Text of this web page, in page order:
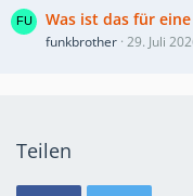
Was ist das für
funkbrother 29. Juli
Teilen